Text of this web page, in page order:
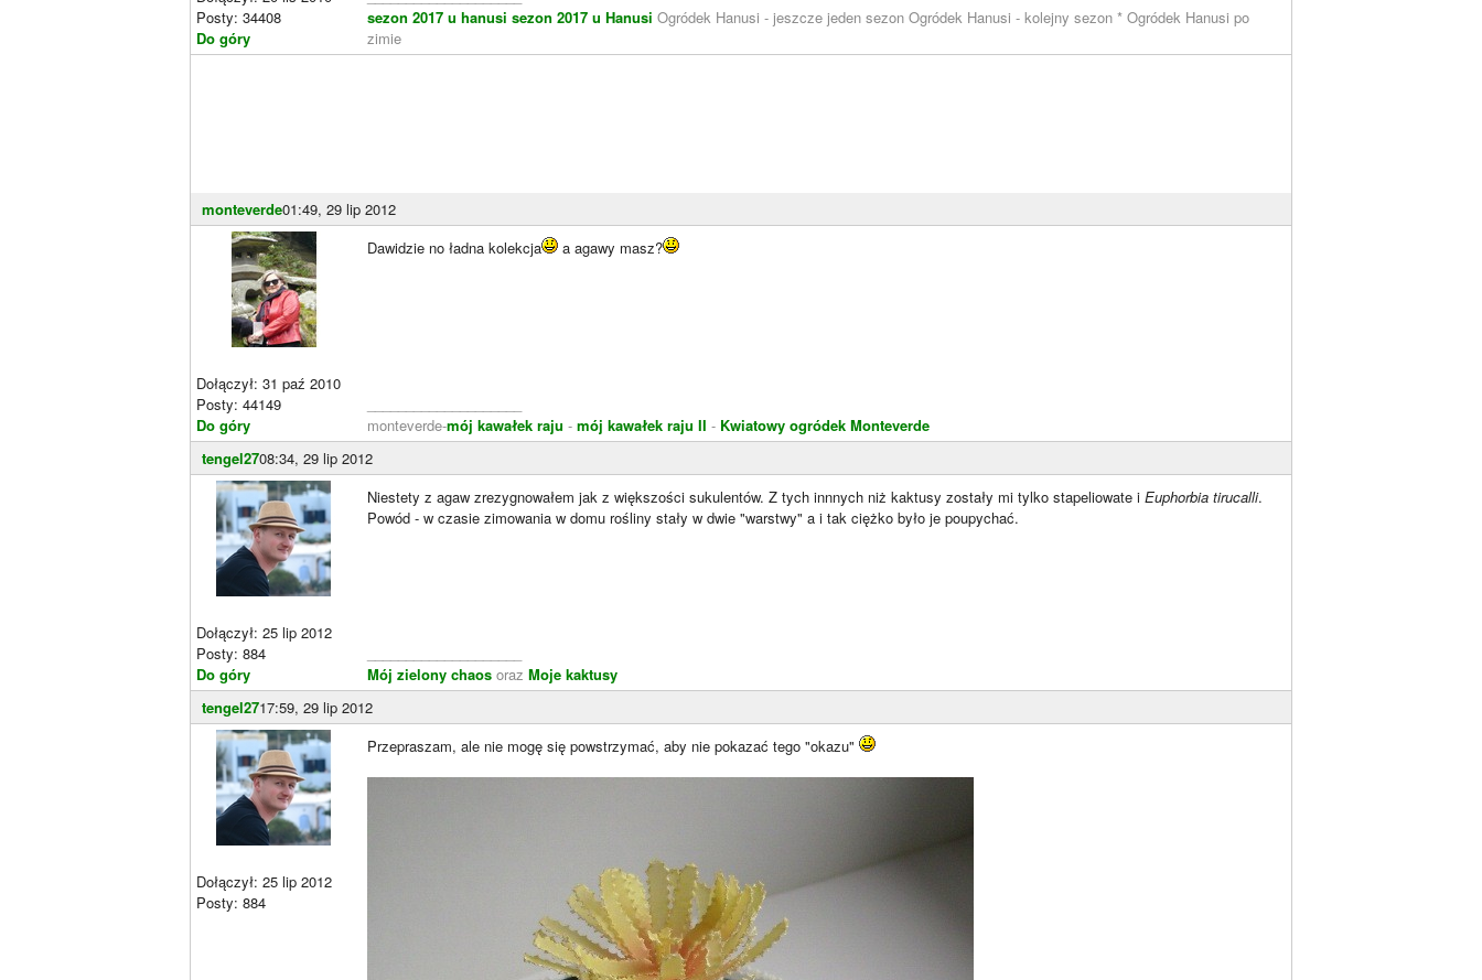
Posty: 34408
Do góry
sezon 2017 u hanusi sezon 2017 u Hanusi Ogródek Hanusi - jeszcze jeden sezon Ogródek Hanusi - kolejny sezon * Ogródek Hanusi po
zimie
monteverde01:49, 29 lip 2012
Dołączył: 31 paź 2010
Posty: 44149
Do góry
Dawidzie no ładna kolekcja a agawy masz?
monteverde-mój kawałek raju - mój kawałek raju II - Kwiatowy ogródek Monteverde
tengel2708:34, 29 lip 2012
Dołączył: 25 lip 2012
Posty: 884
Do góry
Niestety z agaw zrezygnowałem jak z większości sukulentów. Z tych innnych niż kaktusy zostały mi tylko stapeliowate i Euphorbia tirucalli.
Powód - w czasie zimowania w domu rośliny stały w dwie "warstwy" a i tak ciężko było je poupychać.
Mój zielony chaos oraz Moje kaktusy
tengel2717:59, 29 lip 2012
Dołączył: 25 lip 2012
Posty: 884
Przepraszam, ale nie mogę się powstrzymać, aby nie pokazać tego "okazu"